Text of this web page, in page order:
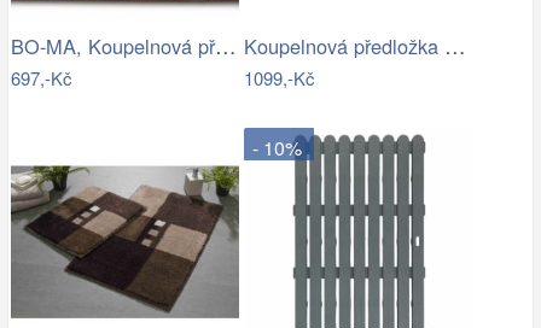
BO-MA, Koupelnová předložka Ella micro…
697,-Kč
Koupelnová předložka BONA
1099,-Kč
- 10%